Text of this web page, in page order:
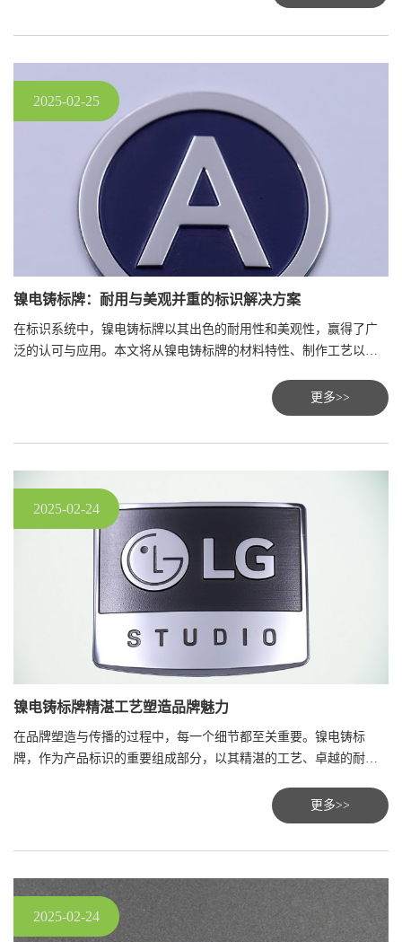
2025-02-25
镍电铸标牌：耐用与美观并重的标识解决方案
在标识系统中，镍电铸标牌以其出色的耐用性和美观性，赢得了广
泛的认可与应用。本文将从镍电铸标牌的材料特性、制作工艺以及
更多>>
2025-02-24
镍电铸标牌精湛工艺塑造品牌魅力
在品牌塑造与传播的过程中，每一个细节都至关重要。镍电铸标
牌，作为产品标识的重要组成部分，以其精湛的工艺、卓越的耐用
您走进镍电铸标牌的世界，探索其制作工艺的奥秘，以及它如何成
为提升产品附加值、增强品牌识别度的关键元素。
更多>>
2025-02-24